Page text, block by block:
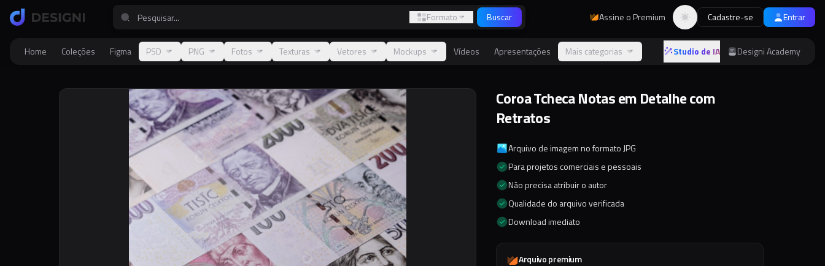
Formato Buscar Assine o Premium Alternar tema
Cadastre-se Entrar
Home Coleções Figma PSD PNG Fotos Texturas Vetores Mockups Vídeos Apresentações Mais categorias Studio de IA Designi Academy
Coroa Tcheca Notas em Detalhe com
Retratos
Arquivo de imagem no formato JPG
Para projetos comerciais e pessoais
Não precisa atribuir o autor
Qualidade do arquivo verificada
Download imediato
Arquivo premium